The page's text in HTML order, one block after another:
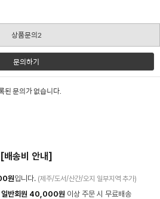
상품문의2
문의하기
된 문의가 없습니다.
[배송비 안내]
원입니다. (제주/도서/산간/오지 일부지역 추가)
반회원 40,000원 이상 주문 시 무료배송